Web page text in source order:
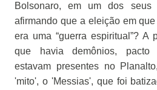
Bolsonaro, em um dos seus
afirmando que a eleição em
era uma “guerra espiritual”? A
que havia demônios, pacto
estavam presentes no
'mito', o 'Messias', que foi